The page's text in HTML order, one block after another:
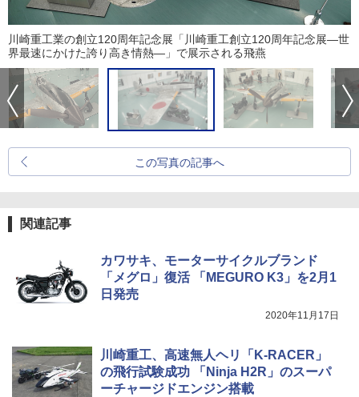
川崎重工業の創立120周年記念展「川崎重工創立120周年記念展―世
界最速にかけた誇り高き情熱―」で展示される飛燕
この写真の記事へ
関連記事
カワサキ、モーターサイクルブランド
「メグロ」復活 「MEGURO K3」を2月1
日発売
2020年11月17日
川崎重工、高速無人ヘリ「K-RACER」
の飛行試験成功 「Ninja H2R」のスーパ
ーチャージドエンジン搭載